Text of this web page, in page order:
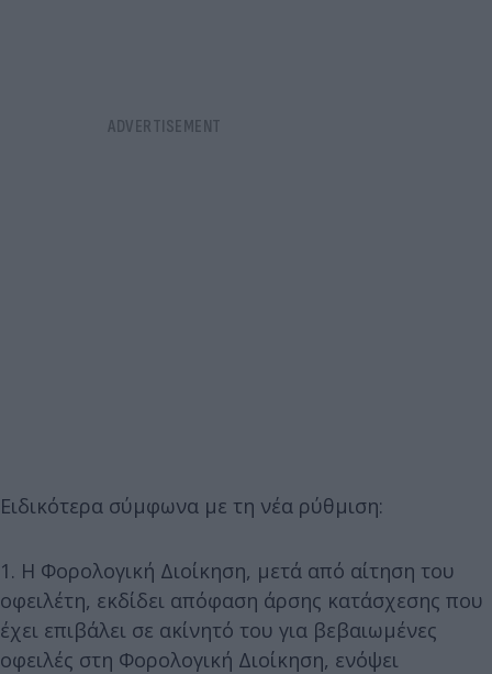
Ειδικότερα σύμφωνα με τη νέα ρύθμιση:
1. Η Φορολογική Διοίκηση, μετά από αίτηση του
οφειλέτη, εκδίδει απόφαση άρσης κατάσχεσης που
έχει επιβάλει σε ακίνητό του για βεβαιωμένες
οφειλές στη Φορολογική Διοίκηση, ενόψει